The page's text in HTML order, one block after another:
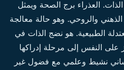
العذراء برج الصحة ويمثل
والروحي. وهو حالة معالجة
الطبيعية. هو نضج الذات في
على النفس إلى مرحلة إدراكها
نشيط وعلمي مع فضول غير